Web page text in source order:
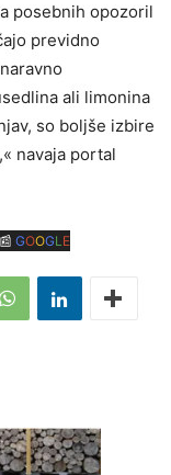
posebnih opozoril
previdno
ali limonina
so boljše izbire
navaja portal
GOOGLE